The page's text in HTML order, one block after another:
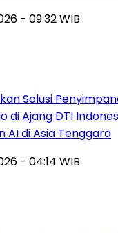
- 09:32 WIB
Solusi
di Ajang DTI
AI di Asia Tenggara
- 04:14 WIB